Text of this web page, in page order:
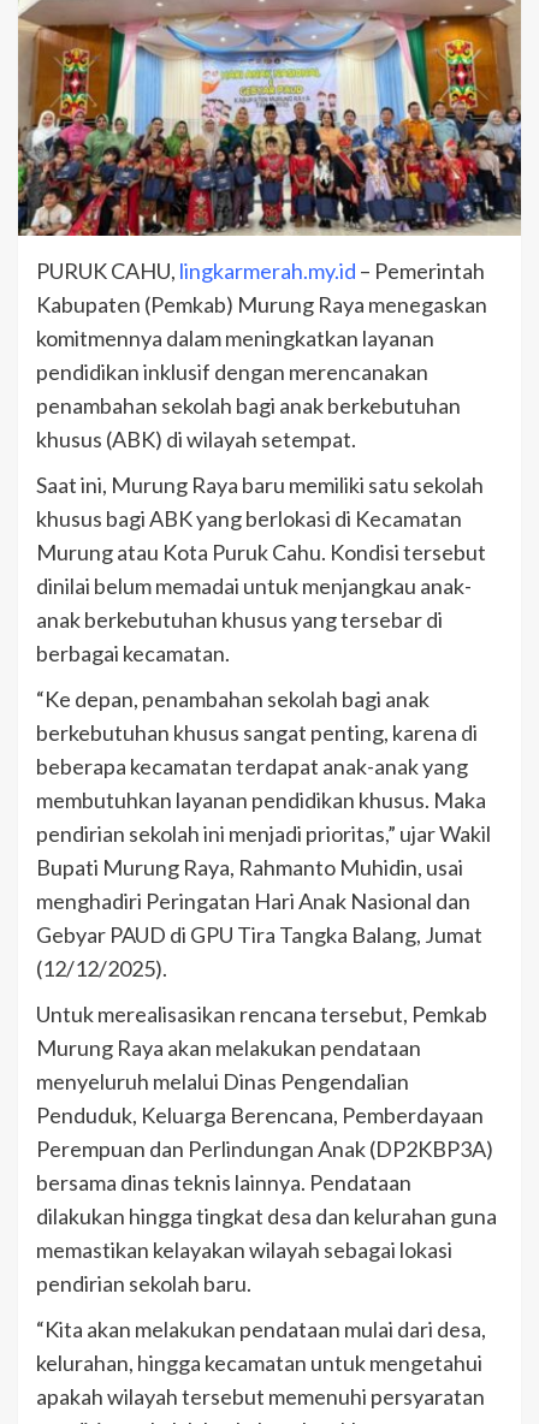
PURUK CAHU, lingkarmerah.my.id – Pemerintah
Kabupaten (Pemkab) Murung Raya menegaskan
komitmennya dalam meningkatkan layanan
pendidikan inklusif dengan merencanakan
penambahan sekolah bagi anak berkebutuhan
khusus (ABK) di wilayah setempat.
Saat ini, Murung Raya baru memiliki satu sekolah
khusus bagi ABK yang berlokasi di Kecamatan
Murung atau Kota Puruk Cahu. Kondisi tersebut
dinilai belum memadai untuk menjangkau anak-
anak berkebutuhan khusus yang tersebar di
berbagai kecamatan.
“Ke depan, penambahan sekolah bagi anak
berkebutuhan khusus sangat penting, karena di
beberapa kecamatan terdapat anak-anak yang
membutuhkan layanan pendidikan khusus. Maka
pendirian sekolah ini menjadi prioritas,” ujar Wakil
Bupati Murung Raya, Rahmanto Muhidin, usai
menghadiri Peringatan Hari Anak Nasional dan
Gebyar PAUD di GPU Tira Tangka Balang, Jumat
(12/12/2025).
Untuk merealisasikan rencana tersebut, Pemkab
Murung Raya akan melakukan pendataan
menyeluruh melalui Dinas Pengendalian
Penduduk, Keluarga Berencana, Pemberdayaan
Perempuan dan Perlindungan Anak (DP2KBP3A)
bersama dinas teknis lainnya. Pendataan
dilakukan hingga tingkat desa dan kelurahan guna
memastikan kelayakan wilayah sebagai lokasi
pendirian sekolah baru.
“Kita akan melakukan pendataan mulai dari desa,
kelurahan, hingga kecamatan untuk mengetahui
apakah wilayah tersebut memenuhi persyaratan